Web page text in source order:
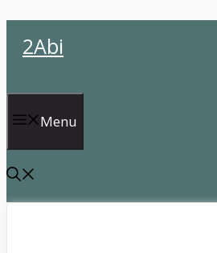
atla2Abi
Menu